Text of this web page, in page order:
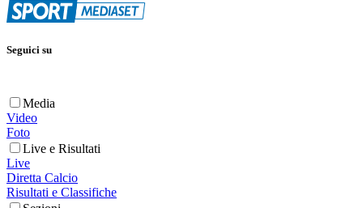
Seguici su
Media
Video
Foto
Live e Risultati
Live
Diretta Calcio
Risultati e Classifiche